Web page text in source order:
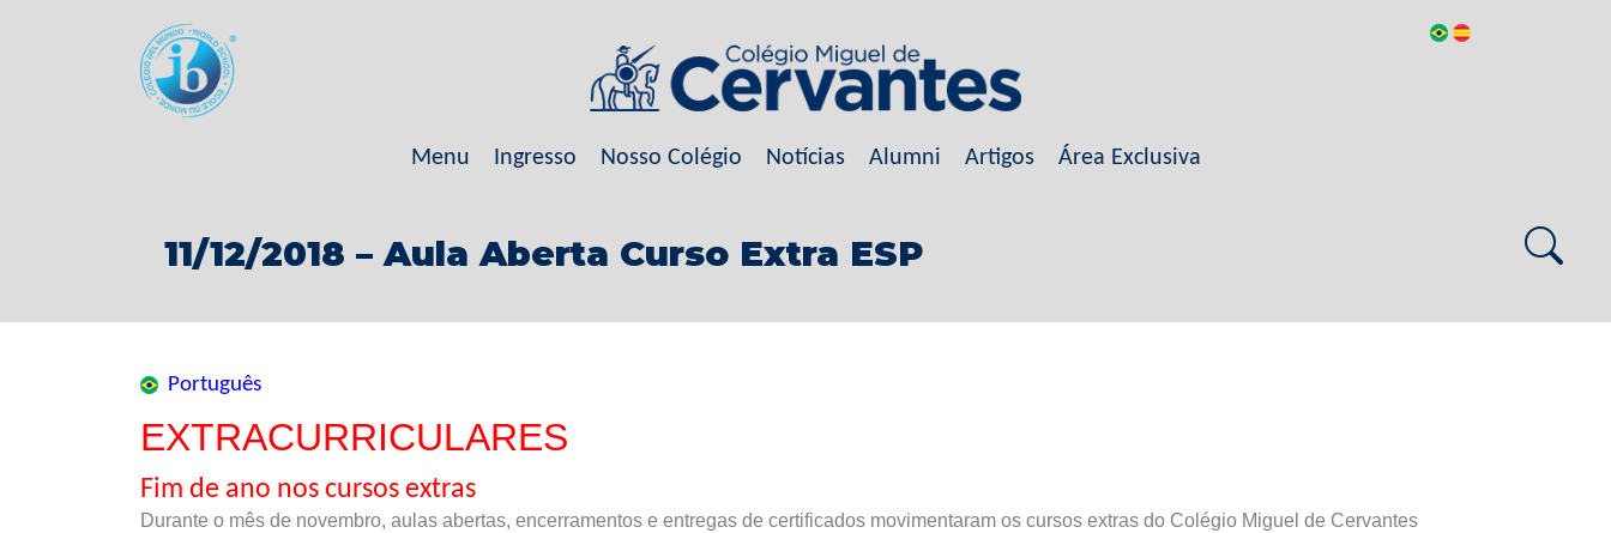
Menu Ingresso Nosso Colégio Notícias Alumni Artigos Área Exclusiva
11/12/2018 – Aula Aberta Curso Extra ESP
Português
EXTRACURRICULARES
Fim de ano nos cursos extras
Durante o mês de novembro, aulas abertas, encerramentos e entregas de certificados movimentaram os cursos extras do Colégio Miguel de Cervantes